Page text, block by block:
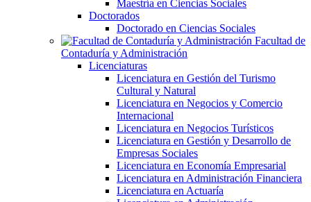
Maestría en Ciencias Sociales
Doctorados
Doctorado en Ciencias Sociales
Facultad de
Contaduría y Administración
Licenciaturas
Licenciatura en Gestión del Turismo
Cultural y Natural
Licenciatura en Negocios y Comercio
Internacional
Licenciatura en Negocios Turísticos
Licenciatura en Gestión y Desarrollo de
Empresas Sociales
Licenciatura en Economía Empresarial
Licenciatura en Administración Financiera
Licenciatura en Actuaría